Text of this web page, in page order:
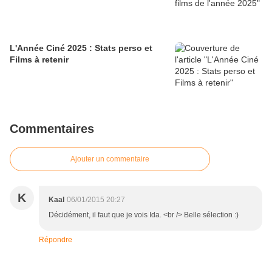
L'Année Ciné 2025 : Stats perso et
Films à retenir
Commentaires
Ajouter un commentaire
K Kaal 06/01/2015 20:27
Décidément, il faut que je vois Ida. <br /> Belle sélection :)
Répondre